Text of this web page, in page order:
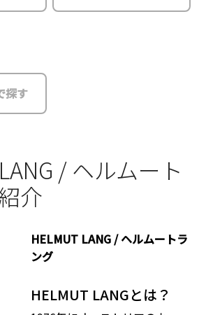
探す
/ ヘルムート
介
HELMUT LANG / ヘルムートラ
ング
HELMUT LANGとは？